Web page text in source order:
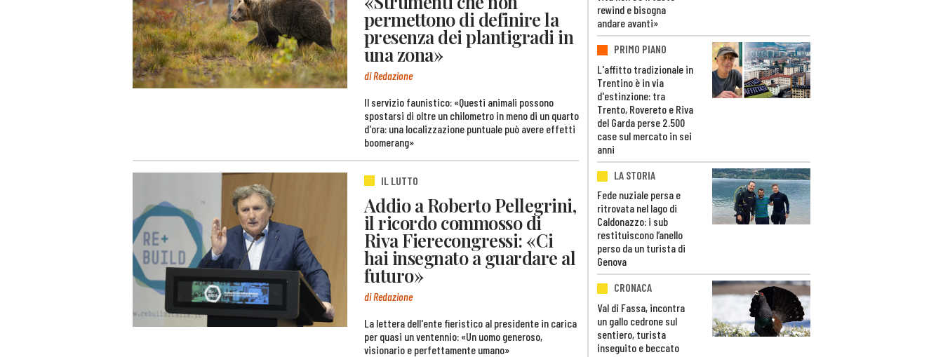
permettono di definire la
presenza dei plantigradi in
una zona»
di Redazione
Il servizio faunistico: «Questi animali possono
spostarsi di oltre un chilometro in meno di un quarto
d'ora: una localizzazione puntuale può avere effetti
boomerang»
IL LUTTO
Addio a Roberto Pellegrini,
il ricordo commosso di
Riva Fierecongressi: «Ci
hai insegnato a guardare al
futuro»
di Redazione
La lettera dell'ente fieristico al presidente in carica
per quasi un ventennio: «Un uomo generoso,
visionario e perfettamente umano»
rewind e bisogna
andare avanti»
PRIMO PIANO
L'affitto tradizionale in
Trentino è in via
d'estinzione: tra
Trento, Rovereto e Riva
del Garda perse 2.500
case sul mercato in sei
anni
LA STORIA
Fede nuziale persa e
ritrovata nel lago di
Caldonazzo: i sub
restituiscono l’anello
perso da un turista di
Genova
CRONACA
Val di Fassa, incontra
un gallo cedrone sul
sentiero, turista
inseguito e beccato